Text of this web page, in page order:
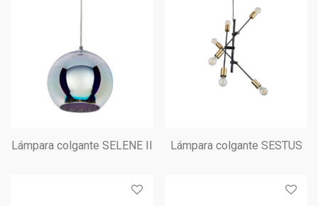
Lámpara colgante SELENE II Lámpara colgante SESTUS